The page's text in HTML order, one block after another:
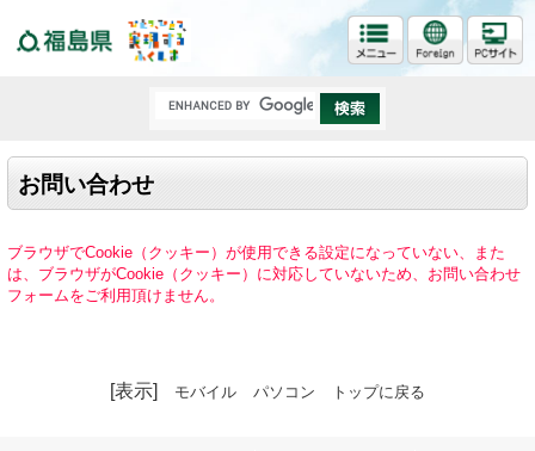
お問い合わせ
ブラウザでCookie（クッキー）が使用できる設定になっていない、また
は、ブラウザがCookie（クッキー）に対応していないため、お問い合わせ
フォームをご利用頂けません。
[表示] モバイル パソコン トップに戻る